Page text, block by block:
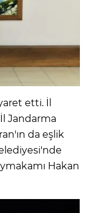
etti. İl
Jandarma
da eşlik
Hakan